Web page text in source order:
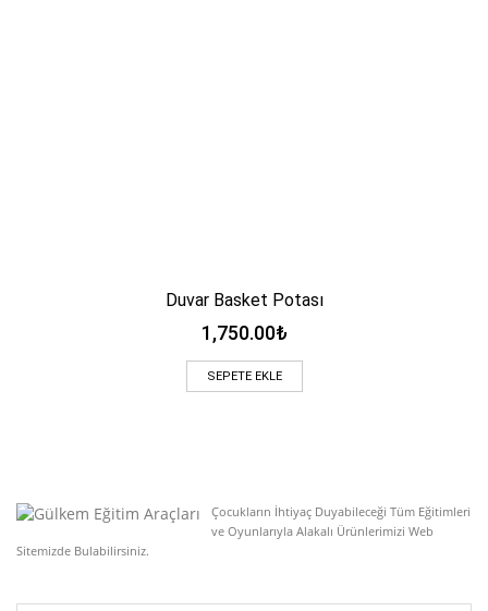
Duvar Basket Potası
1,750.00₺
SEPETE EKLE
Çocukların İhtiyaç Duyabileceği Tüm Eğitimleri
ve Oyunlarıyla Alakalı Ürünlerimizi Web
Sitemizde Bulabilirsiniz.